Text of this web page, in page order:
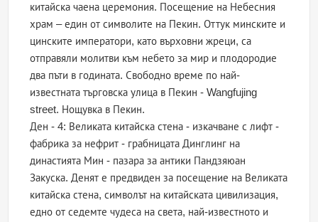
китайска чаена церемония. Посещение на Небесния
храм – един от символите на Пекин. Оттук минските и
цинските императори, като върховни жреци, са
отправяли молитви към небето за мир и плодородие
два пъти в годината. Свободно време по най-
известната търговска улица в Пекин - Wangfujing
street. Нощувка в Пекин.
Ден - 4: Великата китайска стена - изкачване с лифт -
фабрика за нефрит - грабницата Динглинг на
династията Мин - пазара за антики Пандзяюан
Закуска. Денят е предвиден за посещение на Великата
китайска стена, символът на китайската цивилизация,
едно от седемте чудеса на света, най-известното и